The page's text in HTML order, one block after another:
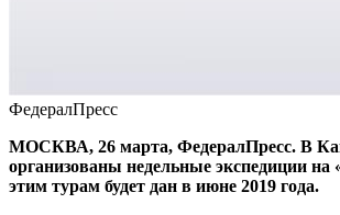
ФедералПресс
МОСКВА, 26 марта, ФедералПресс. В
организованы недельные экспедиции
этим турам будет дан в июне 2019 года.